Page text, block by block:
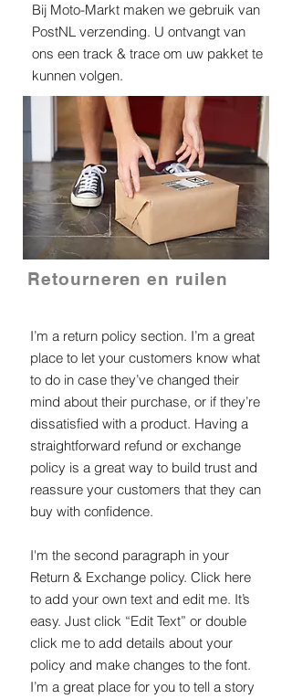
Bij Moto-Markt maken we gebruik van
PostNL verzending. U ontvangt van
ons een track & trace om uw pakket te
kunnen volgen.
Retourneren en ruilen
I’m a return policy section. I’m a great
place to let your customers know what
to do in case they’ve changed their
mind about their purchase, or if they’re
dissatisfied with a product. Having a
straightforward refund or exchange
policy is a great way to build trust and
reassure your customers that they can
buy with confidence.
I'm the second paragraph in your
Return & Exchange policy. Click here
to add your own text and edit me. It’s
easy. Just click “Edit Text” or double
click me to add details about your
policy and make changes to the font.
I’m a great place for you to tell a story